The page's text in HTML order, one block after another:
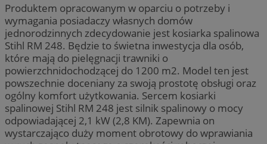
Produktem opracowanym w oparciu o potrzeby i
wymagania posiadaczy własnych domów
jednorodzinnych zdecydowanie jest kosiarka spalinowa
Stihl RM 248. Będzie to świetna inwestycja dla osób,
które mają do pielęgnacji trawniki o
powierzchnidochodzącej do 1200 m2. Model ten jest
powszechnie doceniany za swoją prostotę obsługi oraz
ogólny komfort użytkowania. Sercem kosiarki
spalinowej Stihl RM 248 jest silnik spalinowy o mocy
odpowiadającej 2,1 kW (2,8 KM). Zapewnia on
wystarczająco duży moment obrotowy do wprawiania